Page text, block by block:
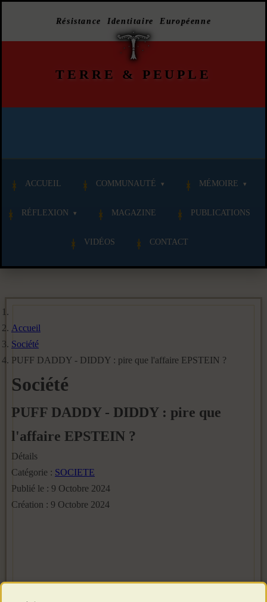
Résistance Identitaire Européenne
TERRE & PEUPLE
ACCUEIL COMMUNAUTÉ MÉMOIRE
RÉFLEXION MAGAZINE PUBLICATIONS
VIDÉOS CONTACT
Accueil
Société
PUFF DADDY - DIDDY : pire que l'affaire EPSTEIN ?
Société
PUFF DADDY - DIDDY : pire que
l'affaire EPSTEIN ?
Détails
Catégorie : SOCIETE
Publié le : 9 Octobre 2024
Création : 9 Octobre 2024